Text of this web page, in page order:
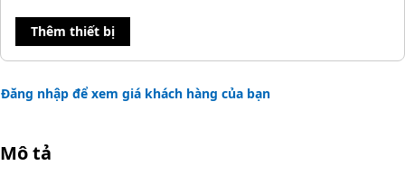
Thêm thiết bị
Đăng nhập để xem giá khách hàng của bạn
Mô tả